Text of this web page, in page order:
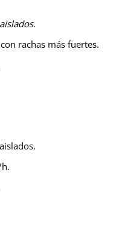
.
rachas más fuertes.